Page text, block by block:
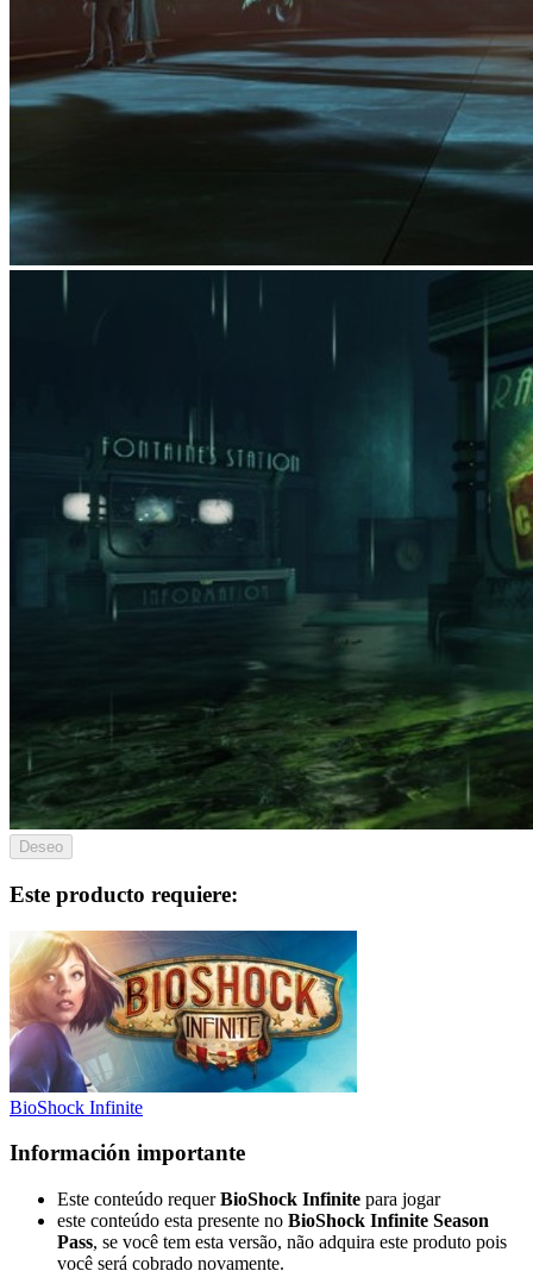
Deseo
Este producto requiere:
BioShock Infinite
Información importante
Este conteúdo requerBioShock Infinite para jogar
este conteúdo esta presente no BioShock Infinite Season
Pass, se você tem esta versão, não adquira este produto pois
você será cobrado novamente.